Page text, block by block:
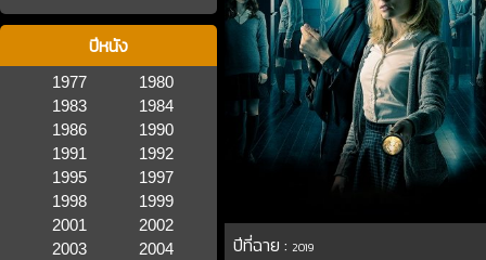
ปีหนัง
1977
1980
1983
1984
1986
1990
1991
1992
1995
1997
1998
1999
2001
2002
2003
2004
ปีที่ฉาย :2019